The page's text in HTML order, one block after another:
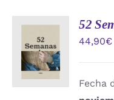
AL
CARRITO
/
DETALLES
52
44,90€
Fecha